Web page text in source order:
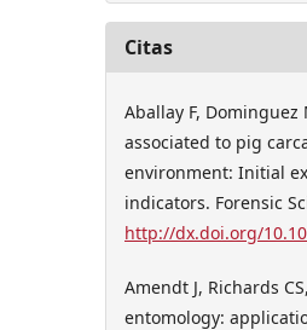
Citas
Aballay F, Dominguez
associated to pig
environment: Initial
indicators. Forensic
http://dx.doi.org/
Amendt J, Richards
entomology: